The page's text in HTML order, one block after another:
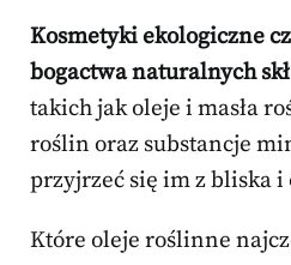
Kosmetyki ekologiczne
bogactwa naturalnych
takich jak oleje i masła
roślin oraz substancje
przyjrzeć się im z bliska
Które oleje roślinne